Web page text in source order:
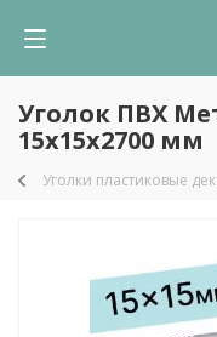
Уголок ПВХ
15х15х2700 мм
Уголки пластиковые